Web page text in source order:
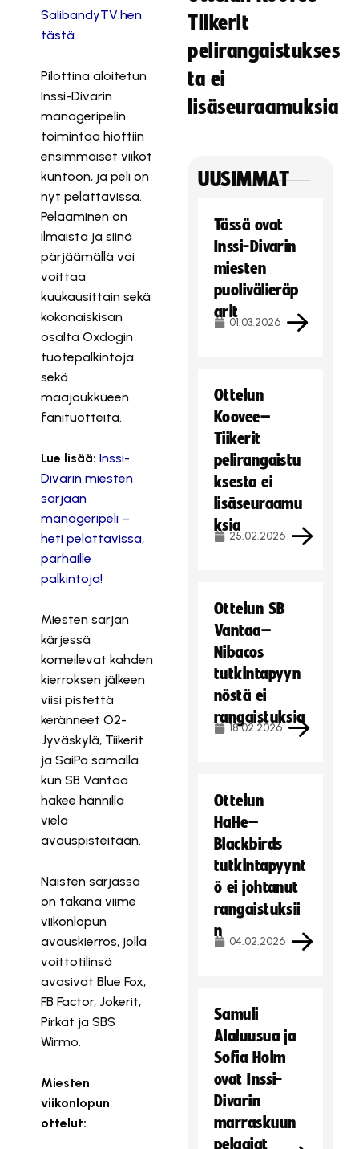
SalibandyTV:hen
tästä
Pilottina aloitetun
Inssi-Divarin
manageripelin
toimintaa hiottiin
ensimmäiset viikot
kuntoon, ja peli on
nyt pelattavissa.
Pelaaminen on
ilmaista ja siinä
pärjäämällä voi
voittaa
kuukausittain sekä
kokonaiskisan
osalta Oxdogin
tuotepalkintoja
sekä
maajoukkueen
fanituotteita.
Lue lisää: Inssi-
Divarin miesten
sarjaan
manageripeli –
heti pelattavissa,
parhaille
palkintoja!
Miesten sarjan
kärjessä
komeilevat kahden
kierroksen jälkeen
viisi pistettä
keränneet O2-
Jyväskylä, Tiikerit
ja SaiPa samalla
kun SB Vantaa
hakee hännillä
vielä
avauspisteitään.
Naisten sarjassa
on takana viime
viikonlopun
avauskierros, jolla
voittotilinsä
avasivat Blue Fox,
FB Factor, Jokerit,
Pirkat ja SBS
Wirmo.
Miesten
viikonlopun
ottelut:
Tiikerit
pelirangaistukses
ta ei
lisäseuraamuksia
UUSIMMAT
Tässä ovat
Inssi-Divarin
miesten
puolivälieräp
arit
01.03.2026
Ottelun
Koovee–
Tiikerit
pelirangaistu
ksesta ei
lisäseuraamu
ksia
25.02.2026
Ottelun SB
Vantaa–
Nibacos
tutkintapyyn
nöstä ei
rangaistuksia
18.02.2026
Ottelun
HaHe–
Blackbirds
tutkintapyynt
ö ei johtanut
rangaistuksii
n
04.02.2026
Samuli
Alaluusua ja
Sofia Holm
ovat Inssi-
Divarin
marraskuun
pelaajat